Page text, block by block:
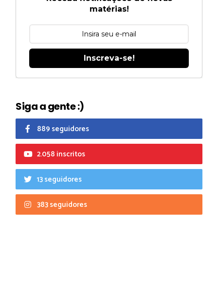
matérias!
Inscreva-se!
Siga a gente :)
889 seguidores
2.058 inscritos
13 seguidores
383 seguidores